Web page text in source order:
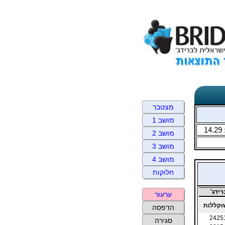
14.29
מצטבר
מושב 1
מושב 2
מושב 3
מושב 4
חלוקות
ערעור
הדפסה
סגירה